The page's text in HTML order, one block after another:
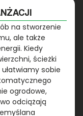
na stworzenie
ale także
Kiedy
ścieżki
sobie
ogrodowe,
odciążają